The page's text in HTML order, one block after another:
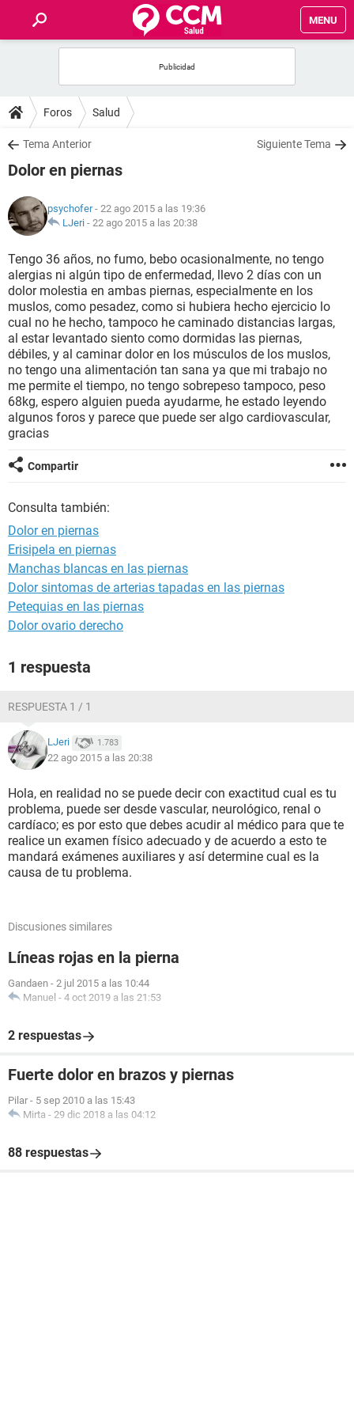
MENU
FOROS
SALUD
NUTRICIÓN
BIENESTAR
SEXUALIDAD
GLOSARIO
Foros Salud
Tema Anterior Siguiente Tema
Dolor en piernas
psychofer- 22 ago 2015 a las 19:36
LJeri - 22 ago 2015 a las 20:38
Tengo 36 años, no fumo, bebo ocasionalmente, no tengo
alergias ni algún tipo de enfermedad, llevo 2 días con un
dolor molestia en ambas piernas, especialmente en los
muslos, como pesadez, como si hubiera hecho ejercicio lo
cual no he hecho, tampoco he caminado distancias largas,
al estar levantado siento como dormidas las piernas,
débiles, y al caminar dolor en los músculos de los muslos,
no tengo una alimentación tan sana ya que mi trabajo no
me permite el tiempo, no tengo sobrepeso tampoco, peso
68kg, espero alguien pueda ayudarme, he estado leyendo
algunos foros y parece que puede ser algo cardiovascular,
gracias
Compartir
Consulta también:
Dolor en piernas
Erisipela en piernas
Manchas blancas en las piernas
Dolor sintomas de arterias tapadas en las piernas
Petequias en las piernas
Dolor ovario derecho
1 respuesta
RESPUESTA 1 / 1
LJeri 1.783
22 ago 2015 a las 20:38
Hola, en realidad no se puede decir con exactitud cual es tu
problema, puede ser desde vascular, neurológico, renal o
cardíaco; es por esto que debes acudir al médico para que te
realice un examen físico adecuado y de acuerdo a esto te
mandará exámenes auxiliares y así determine cual es la
causa de tu problema.
Discusiones similares
Líneas rojas en la pierna
Gandaen - 2 jul 2015 a las 10:44
Manuel - 4 oct 2019 a las 21:53
2 respuestas
Fuerte dolor en brazos y piernas
Pilar - 5 sep 2010 a las 15:43
Mirta - 29 dic 2018 a las 04:12
88 respuestas